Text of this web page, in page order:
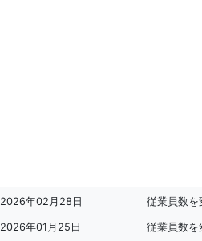
2026年02月28日 従業員数を
2026年01月25日 従業員数を